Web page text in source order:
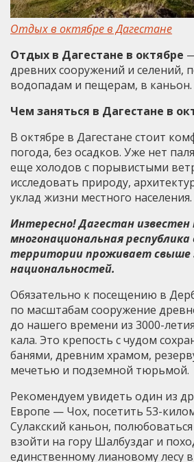
Отдых в октябре в Дагестане
Отдых в Дагестане в октябре
древних сооружений и селений,
водопадам и пещерам, в каньон.
Чем заняться в Дагестане в
В октябре в Дагестане стоит
погода, без осадков. Уже нет
еще холодов с порывистыми
исследовать природу,
уклад жизни местного населения.
Интересно! Дагестан известен
многонациональная
территории проживает свыше
национальностей.
Обязательно к посещению в
по масштабам сооружение
до нашего времени из 3000-
кала. Это крепость с чудом
банями, древним храмом,
мечетью и подземной тюрьмой.
Рекомендуем увидеть один из
Европе — Чох, посетить 53-
Сулакский каньон,
взойти на гору Шалбуздаг и
единственному лиановому лесу